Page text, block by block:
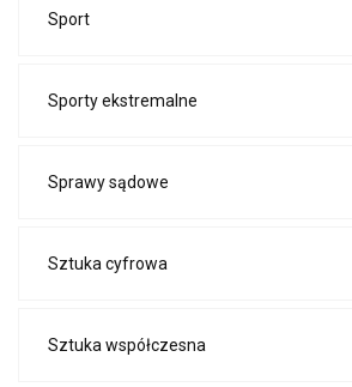
Sport
Sporty ekstremalne
Sprawy sądowe
Sztuka cyfrowa
Sztuka współczesna